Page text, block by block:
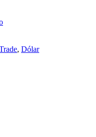
, Dólar